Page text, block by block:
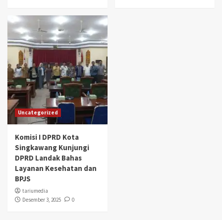
Uncategorized
Komisi I DPRD Kota
Singkawang Kunjungi
DPRD Landak Bahas
Layanan Kesehatan dan
BPJS
tariumedia
Desember 3, 2025
0